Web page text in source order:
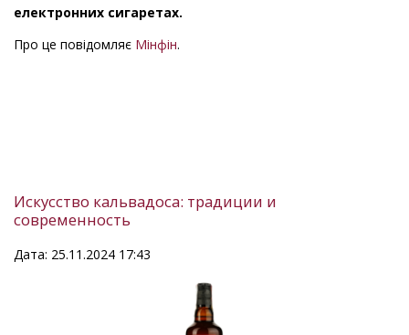
електронних сигаретах.
Про це повідомляє Мінфін.
Искусство кальвадоса: традиции и
современность
Дата: 25.11.2024 17:43